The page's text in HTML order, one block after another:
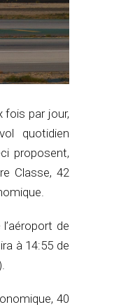
fois par jour,
quotidien
proposent,
Classe, 42
de
à 14:55 de
40